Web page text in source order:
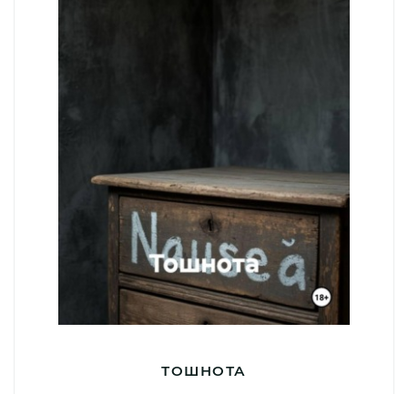
ТОШНОТА